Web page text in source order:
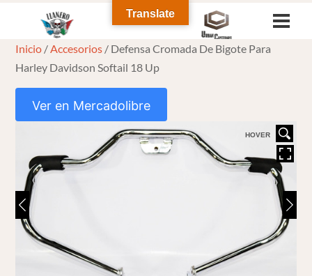
content
Inicio /Accesorios / Defensa Cromada De Bigote Para
Harley Davidson Softail 18 Up
Ver en Mercadolibre
HOVER
Translate